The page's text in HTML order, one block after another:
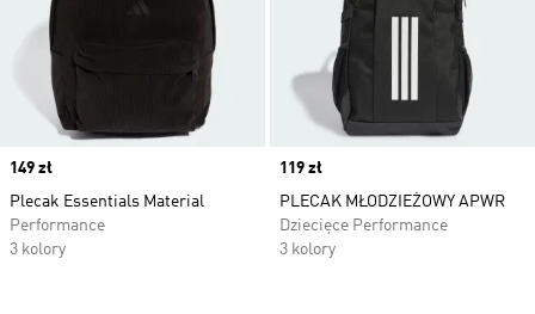
Price
149 zł
Plecak Essentials Material
Performance
3 kolory
Price
119 zł
PLECAK MŁODZIEŻOWY APWR
Dziecięce Performance
3 kolory